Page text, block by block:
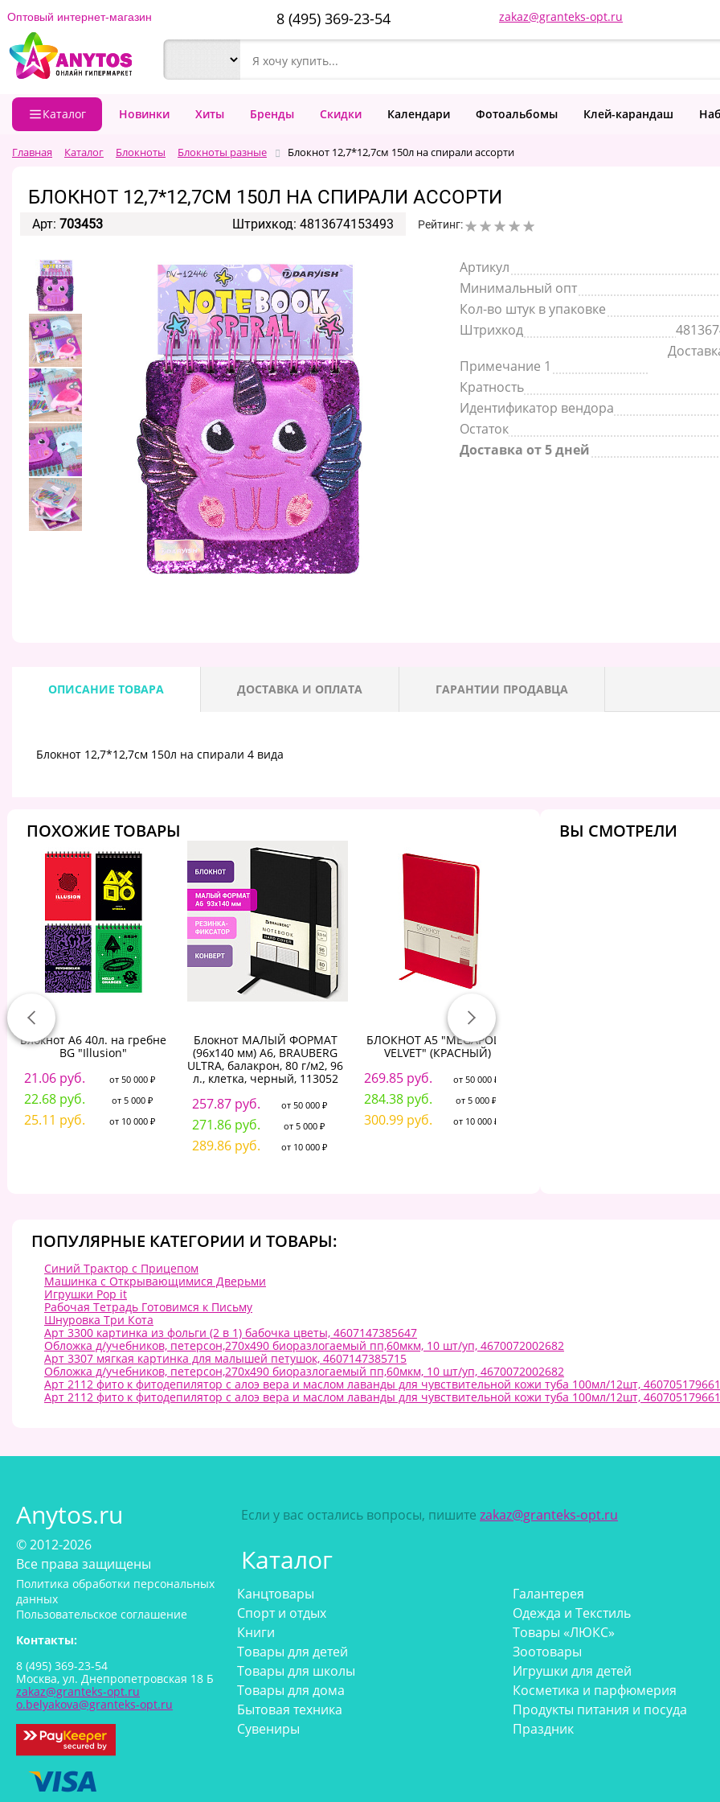
Оптовый интернет-магазин 8 (495) 369-23-54 zakaz@granteks-opt.ru
Каталог Новинки Хиты Бренды Скидки Календари Фотоальбомы Клей-карандаш
Главная Каталог Блокноты Блокноты разные Блокнот 12,7*12,7см 150л на спирали ассорти
БЛОКНОТ 12,7*12,7СМ 150Л НА СПИРАЛИ АССОРТИ
Арт: 703453 Штрихкод: 4813674153493 Рейтинг:
Артикул
Минимальный опт
Кол-во штук в упаковке
Штрихкод
Примечание 1
Кратность
Идентификатор вендора
Остаток
Доставка от 5 дней
ОПИСАНИЕ ТОВАРА ДОСТАВКА И ОПЛАТА ГАРАНТИИ ПРОДАВЦА
Блокнот 12,7*12,7см 150л на спирали 4 вида
ПОХОЖИЕ ТОВАРЫ
Блокнот А6 40л. на гребне
BG "Illusion"
21.06 руб. от 50 000 ₽
22.68 руб. от 5 000 ₽
25.11 руб. от 10 000 ₽
Блокнот МАЛЫЙ ФОРМАТ
(96х140 мм) А6, BRAUBERG
ULTRA, балакрон, 80 г/м2, 96
л., клетка, черный, 113052
257.87 руб. от 50 000 ₽
271.86 руб. от 5 000 ₽
289.86 руб. от 10 000 ₽
БЛОКНОТ А5 "MEGAPOLIS
VELVET" (КРАСНЫЙ)
269.85 руб. от 50 000 ₽
284.38 руб. от 5 000 ₽
300.99 руб. от 10 000 ₽
ВЫ СМОТРЕЛИ
ПОПУЛЯРНЫЕ КАТЕГОРИИ И ТОВАРЫ:
Синий Трактор с Прицепом
Машинка с Открывающимися Дверьми
Игрушки Pop it
Рабочая Тетрадь Готовимся к Письму
Шнуровка Три Кота
Арт 3300 картинка из фольги (2 в 1) бабочка цветы, 4607147385647
Обложка д/учебников, петерсон,270х490 биоразлогаемый пп,60мкм, 10 шт/уп, 4670072002682
Арт 3307 мягкая картинка для малышей петушок, 4607147385715
Обложка д/учебников, петерсон,270х490 биоразлогаемый пп,60мкм, 10 шт/уп, 4670072002682
Арт 2112 фито к фитодепилятор с алоэ вера и маслом лаванды для чувствительной кожи туба 100мл/12шт,
Арт 2112 фито к фитодепилятор с алоэ вера и маслом лаванды для чувствительной кожи туба 100мл/12шт,
Anytos.ru
© 2012-2026
Все права защищены
Политика обработки персональных
данных
Пользовательское соглашение
Контакты:
8 (495) 369-23-54
Москва, ул. Днепропетровская 18 Б
zakaz@granteks-opt.ru
o.belyakova@granteks-opt.ru
Если у вас остались вопросы, пишите zakaz@granteks-opt.ru
Каталог
Канцтовары
Спорт и отдых
Книги
Товары для детей
Товары для школы
Товары для дома
Бытовая техника
Сувениры
Галантерея
Одежда и Текстиль
Товары «ЛЮКС»
Зоотовары
Игрушки для детей
Косметика и парфюмерия
Продукты питания и посуда
Праздник